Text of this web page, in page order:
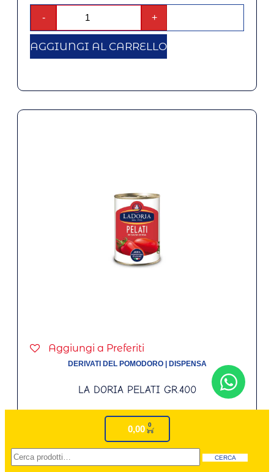
- +
AGGIUNGI AL CARRELLO
Aggiungi a Preferiti
DERIVATI DEL POMODORO| DISPENSA
LA DORIA PELATI GR.400
€0,89
-
0,00 0
CERCA